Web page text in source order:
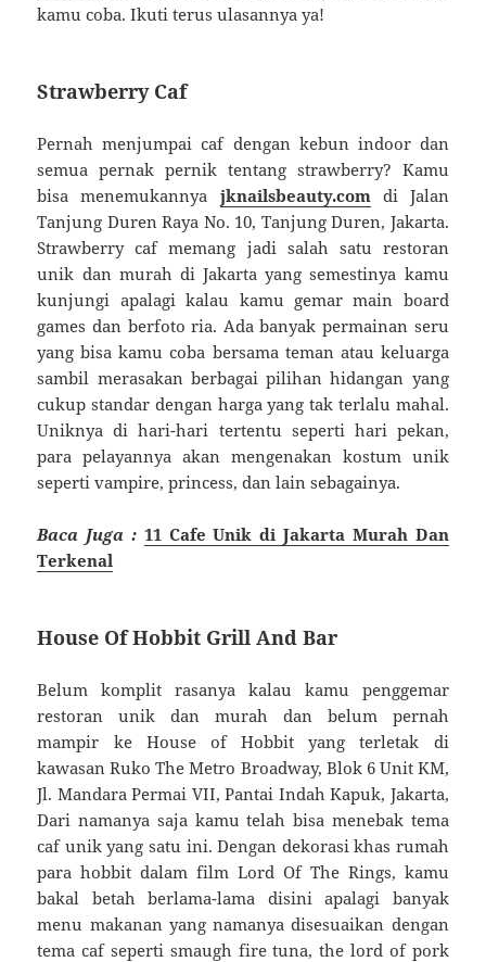
kamu coba. Ikuti terus ulasannya ya!
Strawberry Caf
Pernah menjumpai caf dengan kebun indoor dan
semua pernak pernik tentang strawberry? Kamu
bisa menemukannya jknailsbeauty.com di Jalan
Tanjung Duren Raya No. 10, Tanjung Duren, Jakarta.
Strawberry caf memang jadi salah satu restoran
unik dan murah di Jakarta yang semestinya kamu
kunjungi apalagi kalau kamu gemar main board
games dan berfoto ria. Ada banyak permainan seru
yang bisa kamu coba bersama teman atau keluarga
sambil merasakan berbagai pilihan hidangan yang
cukup standar dengan harga yang tak terlalu mahal.
Uniknya di hari-hari tertentu seperti hari pekan,
para pelayannya akan mengenakan kostum unik
seperti vampire, princess, dan lain sebagainya.
Baca Juga : 11 Cafe Unik di Jakarta Murah Dan
Terkenal
House Of Hobbit Grill And Bar
Belum komplit rasanya kalau kamu penggemar
restoran unik dan murah dan belum pernah
mampir ke House of Hobbit yang terletak di
kawasan Ruko The Metro Broadway, Blok 6 Unit KM,
Jl. Mandara Permai VII, Pantai Indah Kapuk, Jakarta,
Dari namanya saja kamu telah bisa menebak tema
caf unik yang satu ini. Dengan dekorasi khas rumah
para hobbit dalam film Lord Of The Rings, kamu
bakal betah berlama-lama disini apalagi banyak
menu makanan yang namanya disesuaikan dengan
tema caf seperti smaugh fire tuna, the lord of pork